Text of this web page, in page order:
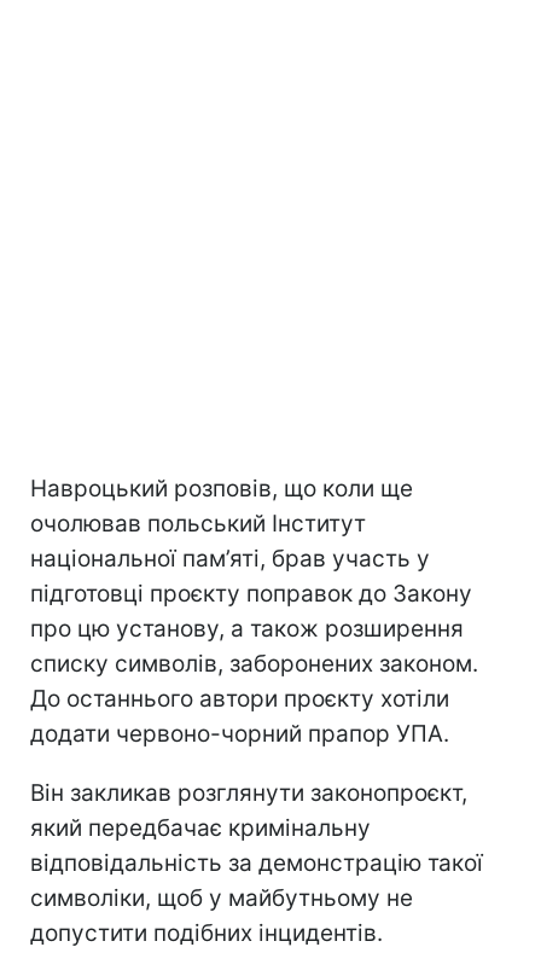
Навроцький розповів, що коли ще
очолював польський Інститут
національної пам’яті, брав участь у
підготовці проєкту поправок до Закону
про цю установу, а також розширення
списку символів, заборонених законом.
До останнього автори проєкту хотіли
додати червоно-чорний прапор УПА.
Він закликав розглянути законопроєкт,
який передбачає кримінальну
відповідальність за демонстрацію такої
символіки, щоб у майбутньому не
допустити подібних інцидентів.